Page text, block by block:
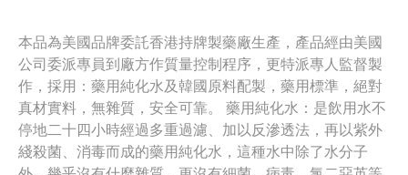
本品為美國品牌委託香港持牌製藥廠生產，產品經由美國
公司委派專員到廠方作質量控制程序，更特派專人監督製
作，採用：藥用純化水及韓國原料配製，藥用標準，絕對
真材實料，無雜質，安全可靠。 藥用純化水：是飲用水不
停地二十四小時經過多重過濾、加以反滲透法，再以紫外
綫殺菌、消毒而成的藥用純化水，這種水中除了水分子